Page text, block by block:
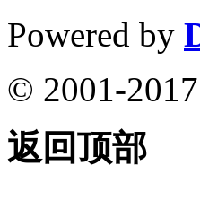
Powered by
© 2001-2017
返回顶部